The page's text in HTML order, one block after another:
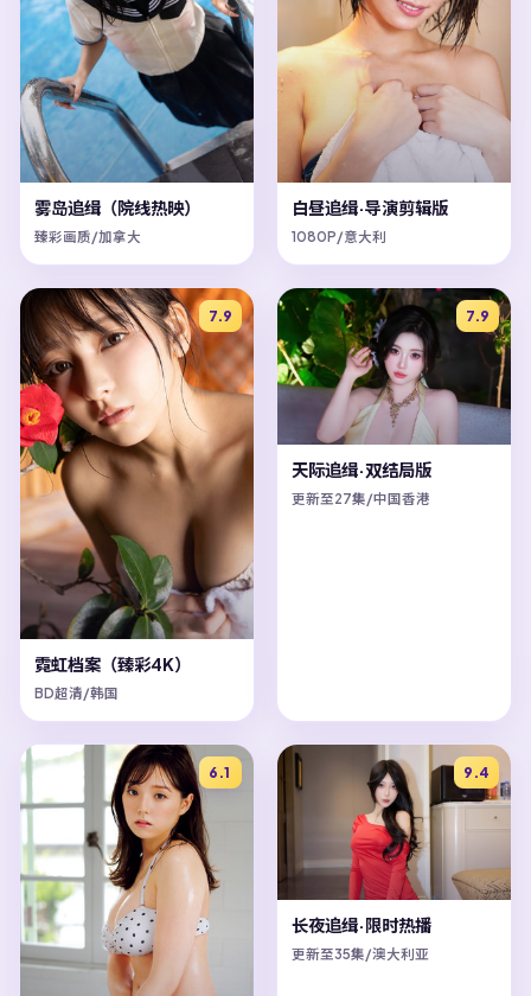
雾岛追缉（院线热映）
臻彩画质/加拿大
白昼追缉·导演剪辑版
1080P/意大利
7.9
霓虹档案（臻彩4K）
BD超清/韩国
7.9
天际追缉·双结局版
更新至27集/中国香港
6.1 9.4
长夜追缉·限时热播
更新至35集/澳大利亚